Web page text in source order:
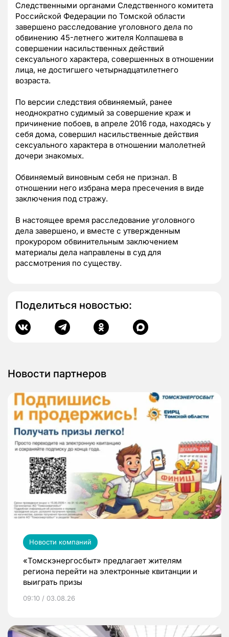
Следственными органами Следственного комитета
Российской Федерации по Томской области
завершено расследование уголовного дела по
обвинению 45-летнего жителя Колпашева в
совершении насильственных действий
сексуального характера, совершенных в отношении
лица, не достигшего четырнадцатилетнего
возраста.
По версии следствия обвиняемый, ранее
неоднократно судимый за совершение краж и
причинение побоев, в апреле 2016 года, находясь у
себя дома, совершил насильственные действия
сексуального характера в отношении малолетней
дочери знакомых.
Обвиняемый виновным себя не признал. В
отношении него избрана мера пресечения в виде
заключения под стражу.
В настоящее время расследование уголовного
дела завершено, и вместе с утвержденным
прокурором обвинительным заключением
материалы дела направлены в суд для
рассмотрения по существу.
Поделиться новостью:
Новости партнеров
Новости компаний
«Томскэнергосбыт» предлагает жителям
региона перейти на электронные квитанции и
выиграть призы
09:10 / 03.08.26